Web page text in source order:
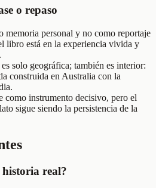
o repaso
memoria personal y no como reportaje
libro está en la experiencia vivida y
solo geográfica; también es interior:
construida en Australia con la
como instrumento decisivo, pero el
sigue siendo la persistencia de la
real?